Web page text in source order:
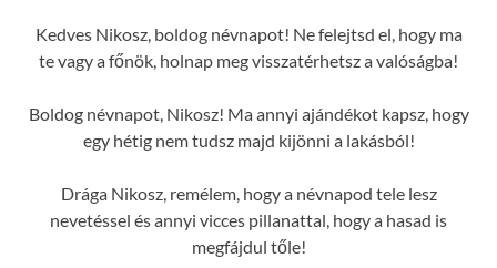
Kedves Nikosz, boldog névnapot! Ne felejtsd el, hogy ma
te vagy a főnök, holnap meg visszatérhetsz a valóságba!
Boldog névnapot, Nikosz! Ma annyi ajándékot kapsz, hogy
egy hétig nem tudsz majd kijönni a lakásból!
Drága Nikosz, remélem, hogy a névnapod tele lesz
nevetéssel és annyi vicces pillanattal, hogy a hasad is
megfájdul tőle!